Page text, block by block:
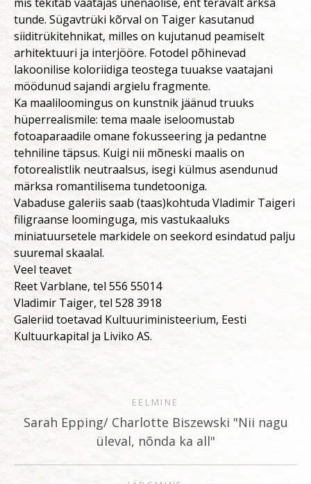
tunde. Sügavtrüki kõrval on Taiger kasutanud
siiditrükitehnikat, milles on kujutanud peamiselt
arhitektuuri ja interjööre. Fotodel põhinevad
lakoonilise koloriidiga teostega tuuakse vaatajani
möödunud sajandi argielu fragmente.
Ka maaliloomingus on kunstnik jäänud truuks
hüperrealismile: tema maale iseloomustab
fotoaparaadile omane fokusseering ja pedantne
tehniline täpsus. Kuigi nii mõneski maalis on
fotorealistlik neutraalsus, isegi külmus asendunud
märksa romantilisema tundetooniga.
Vabaduse galeriis saab (taas)kohtuda Vladimir Taigeri
filigraanse loominguga, mis vastukaaluks
miniatuursetele markidele on seekord esindatud palju
suuremal skaalal.
Veel teavet
Reet Varblane, tel 556 55014
Vladimir Taiger, tel 528 3918
Galeriid toetavad Kultuuriministeerium, Eesti
Kultuurkapital ja Liviko AS.
EELMINE
Sarah Epping/ Charlotte Biszewski "Nii nagu
üleval, nõnda ka all"